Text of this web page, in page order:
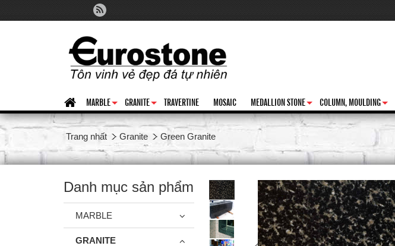
+
MARBLE
+
GRANITE TRAVERTINE MOSAIC
+
MEDALLION STONE
+
COLUMN, MOULDING
Trang nhất Granite Green Granite
Danh mục sản phẩm
MARBLE
GRANITE